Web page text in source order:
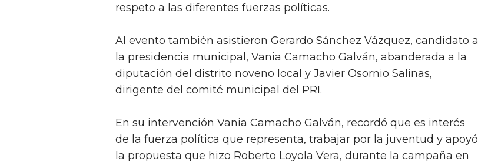
respeto a las diferentes fuerzas políticas.
Al evento también asistieron Gerardo Sánchez Vázquez, candidato a
la presidencia municipal, Vania Camacho Galván, abanderada a la
diputación del distrito noveno local y Javier Osornio Salinas,
dirigente del comité municipal del PRI.
En su intervención Vania Camacho Galván, recordó que es interés
de la fuerza política que representa, trabajar por la juventud y apoyó
la propuesta que hizo Roberto Loyola Vera, durante la campaña en